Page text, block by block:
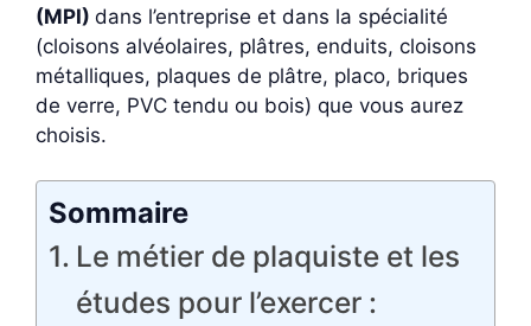
(MPI) dans l’entreprise et dans la spécialité
(cloisons alvéolaires, plâtres, enduits, cloisons
métalliques, plaques de plâtre, placo, briques
de verre, PVC tendu ou bois) que vous aurez
choisis.
Sommaire
Le métier de plaquiste et les
études pour l’exercer :